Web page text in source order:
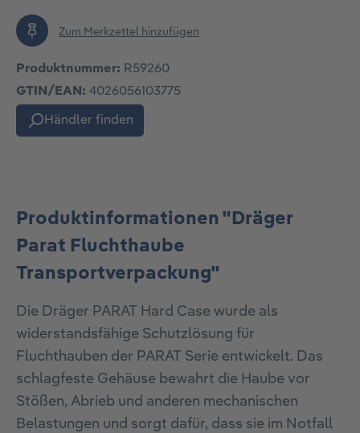
Zum Merkzettel hinzufügen
Produktnummer: R59260
GTIN/EAN: 4026056103775
Händler finden
Produktinformationen "Dräger
Parat Fluchthaube
Transportverpackung"
Die Dräger PARAT Hard Case wurde als
widerstandsfähige Schutzlösung für
Fluchthauben der PARAT Serie entwickelt. Das
schlagfeste Gehäuse bewahrt die Haube vor
Stößen, Abrieb und anderen mechanischen
Belastungen und sorgt dafür, dass sie im Notfall